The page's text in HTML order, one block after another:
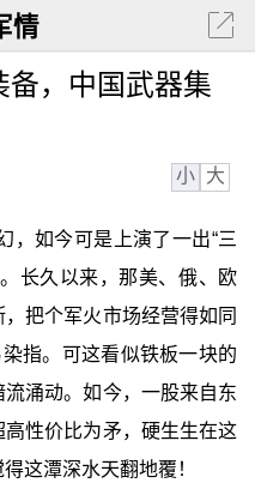
情
备，中国武器集
小 大
，如今可是上演了一出“三
长久以来，那美、俄、欧
把个军火市场经营得如同
指。可这看似铁板一块的
涌动。如今，一股来自东
性价比为矛，硬生生在这
这潭深水天翻地覆！